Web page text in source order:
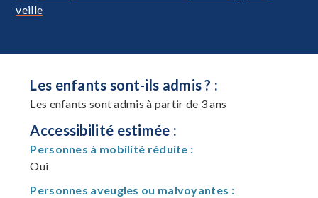
veille
Les enfants sont-ils admis ? :
Les enfants sont admis à partir de 3 ans
Accessibilité estimée :
Personnes à mobilité réduite :
Oui
Personnes aveugles ou malvoyantes :